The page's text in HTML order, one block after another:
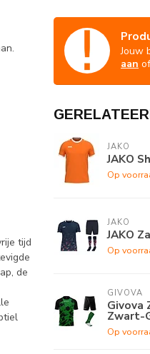
tijd
de
Jouw
aan
JAKO
JAKO
Op
JAKO
JAKO
Op
GIVOVA
Givova
Zwart-
Op